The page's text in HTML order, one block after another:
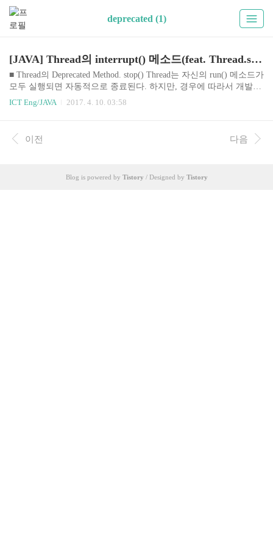
deprecated (1)
[JAVA] Thread의 interrupt() 메소드(feat. Thread.stop())
■ Thread의 Deprecated Method. stop() Thread는 자신의 run() 메소드가
모두 실행되면 자동적으로 종료된다. 하지만, 경우에 따라서 개발자
는 실행 중인 스레드를 즉시 종료할 필요가 있다. 예를 들어 동영상
을 끝까지 보지 않고, 사용자가 멈춤을 요구하는 경우가 이에 해당한
하고 있는데, 이 메소드는 deprecated 되었다. 이유가 뭘까? Oracle이
제공하는 JAVA API 문서를 보면 Deprecated. This method is inherently
ICT Eng/JAVA 2017. 4. 10. 03:58
이전 다음
Blog is powered by Tistory / Designed by Tistory